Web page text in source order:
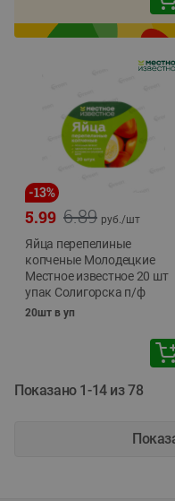
-13%
6.89
5.99 руб./шт
Яйца перепелиные
копченые Молодецкие
Местное известное 20 шт
упак Солигорска п/ф
20шт в уп
Показано 1-14 из 78